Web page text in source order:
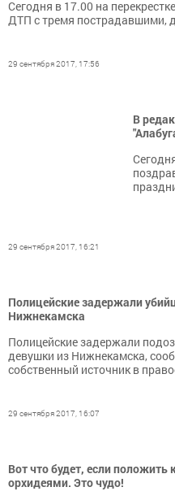
Сегодня в 17.00 на
ДТП с тремя пострадавшими,
29 сентября 2017, 17:56
В
29 сентября 2017, 16:21
Полицейские задержали
Нижнекамска
Полицейские задержали
девушки из Нижнекамска,
собственный источник в
29 сентября 2017, 16:07
Вот что будет, если положить
орхидеями. Это чудо!